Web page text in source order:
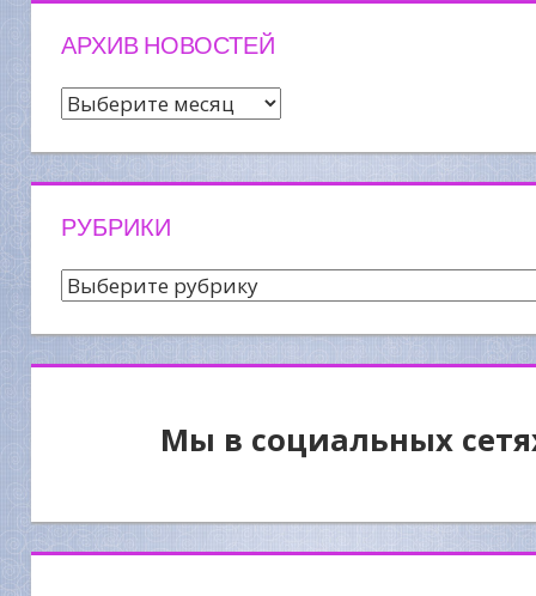
АРХИВ НОВОСТЕЙ
Архив
РУБРИКИ
Рубрики
Мы в социальных